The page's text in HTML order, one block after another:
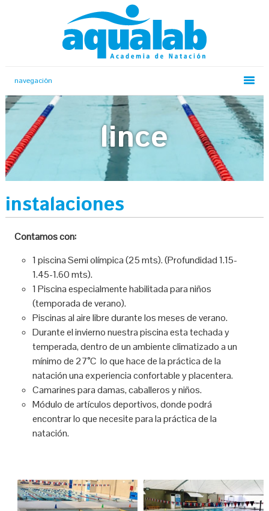
lince
instalaciones
Contamos con:
1 piscina Semi olímpica (25 mts). (Profundidad 1.15-
1.45-1.60 mts).
1 Piscina especialmente habilitada para niños
(temporada de verano).
Piscinas al aire libre durante los meses de verano.
Durante el invierno nuestra piscina esta techada y
temperada, dentro de un ambiente climatizado a un
mínimo de 27°C lo que hace de la práctica de la
natación una experiencia confortable y placentera.
Camarines para damas, caballeros y niños.
Módulo de artículos deportivos, donde podrá
encontrar lo que necesite para la práctica de la
natación.